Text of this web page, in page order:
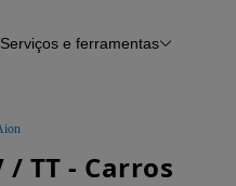
Serviços e ferramentas
/ TT - Carros